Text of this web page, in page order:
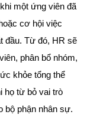
một ứng viên đã
cơ hội việc
đầu. Từ đó, HR sẽ
phân bổ nhóm,
khỏe tổng thể
họ từ bỏ vai trò
bộ phận nhân sự.